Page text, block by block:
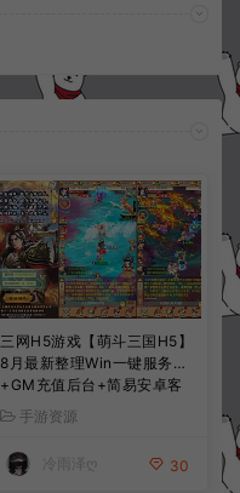
三网H5游戏【萌斗三国H5】
8月最新整理Win一键服务端
+GM充值后台+简易安卓客
户端+详细搭建教程+视频教
手游资源
冷雨泽ღ 30